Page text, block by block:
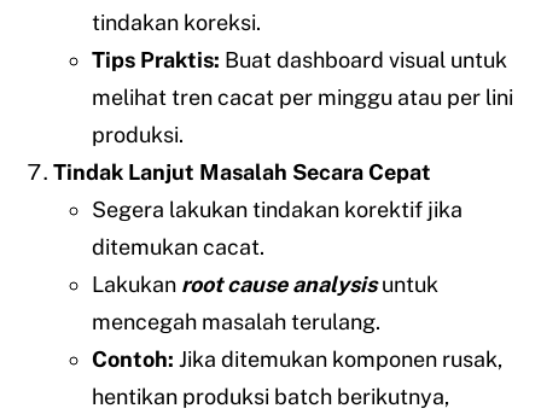
tindakan koreksi.
Tips Praktis: Buat dashboard visual untuk
melihat tren cacat per minggu atau per lini
produksi.
Tindak Lanjut Masalah Secara Cepat
Segera lakukan tindakan korektif jika
ditemukan cacat.
Lakukan root cause analysisuntuk
mencegah masalah terulang.
Contoh: Jika ditemukan komponen rusak,
hentikan produksi batch berikutnya,